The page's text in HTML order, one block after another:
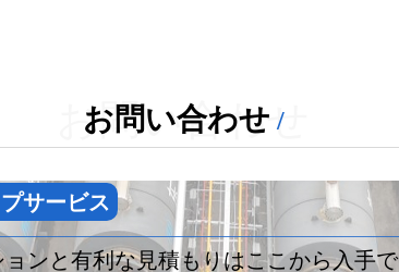
お問い合わせ
お問い合わせ
サービス
ンと有利な見積もりはここから入手で